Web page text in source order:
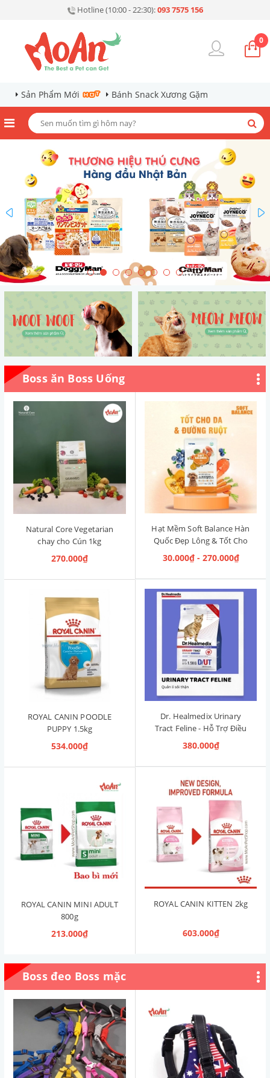
Hotline (10:00 - 22:30):093 7575 156
0
Sản Phẩm Mới Bánh Snack Xương Gặm
prev
Boss ăn Boss Uống
Natural Core Vegetarian
chay cho Cún 1kg
270.000₫
Hạt Mềm Soft Balance Hàn
Quốc Đẹp Lông & Tốt Cho
Đường Ruột 1.2kg [Cá Hồi,
Cún Mọi Độ Tuổi]
30.000₫ - 270.000₫
ROYAL CANIN POODLE
PUPPY 1.5kg
534.000₫
Dr. Healmedix Urinary
Tract Feline - Hỗ Trợ Điều
Trị Sỏi Thận & Giảm Stress
cho Mèo 1.5kg
380.000₫
ROYAL CANIN MINI ADULT
800g
213.000₫
ROYAL CANIN KITTEN 2kg
603.000₫
Boss đeo Boss mặc